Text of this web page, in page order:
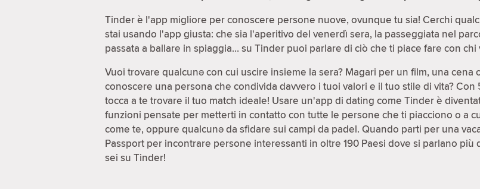
Tinder è l'app migliore per conoscere persone nuove, ovunque tu sia! Cerchi
stai usando l'app giusta: che sia l'aperitivo del venerdì sera, la passeggiata nel
passata a ballare in spiaggia… su Tinder puoi parlare di ciò che ti piace fare con chi
Vuoi trovare qualcunə con cui uscire insieme la sera? Magari per un film, una
conoscere una persona che condivida davvero i tuoi valori e il tuo stile di vita?
tocca a te trovare il tuo match ideale! Usare un'app di dating come Tinder è
funzioni pensate per metterti in contatto con tutte le persone che ti piacciono o a
come te, oppure qualcunə da sfidare sui campi da padel. Quando parti per una
Passport per incontrare persone interessanti in oltre 190 Paesi dove si parlano
sei su Tinder!